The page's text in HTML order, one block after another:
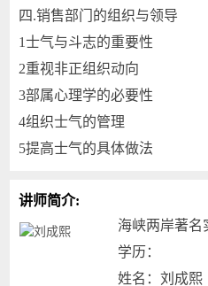
四.销售部门的组织与领导
1士气与斗志的重要性
2重视非正组织动向
3部属心理学的必要性
4组织士气的管理
5提高士气的具体做法
讲师简介:
海峡两岸著名
学历：
姓名：刘成熙